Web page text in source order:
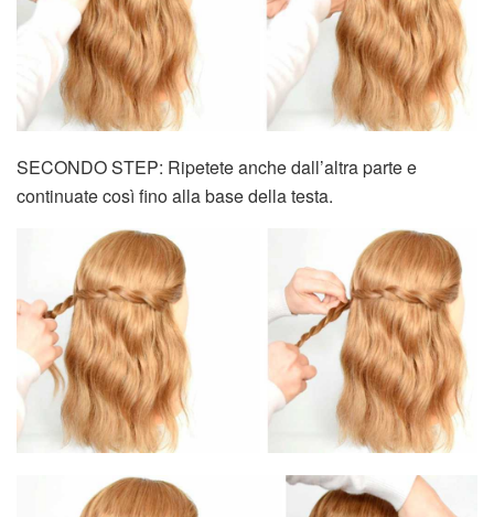
SECONDO STEP: Ripetete anche dall’altra parte e
continuate così fino alla base della testa.